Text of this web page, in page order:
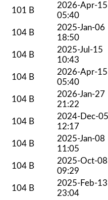
101 B
2026-Apr-15
05:40
104 B
2025-Jan-06
18:50
104 B
2025-Jul-15
10:43
104 B
2026-Apr-15
05:40
104 B
2026-Jan-27
21:22
104 B
2024-Dec-05
12:17
104 B
2025-Jan-08
11:05
104 B
2025-Oct-08
09:29
104 B
2025-Feb-13
23:04